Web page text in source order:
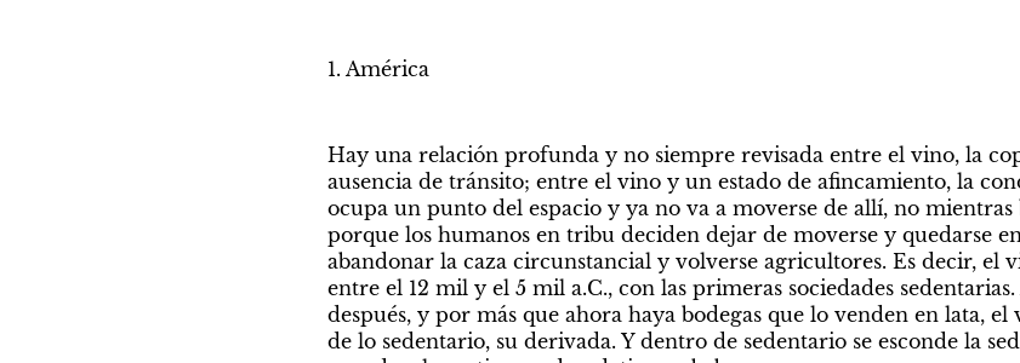
1. América
Hay una relación profunda y no siempre revisada entre el vino, la
ausencia de tránsito; entre el vino y un estado de afincamiento, la
ocupa un punto del espacio y ya no va a moverse de allí, no mientras
porque los humanos en tribu deciden dejar de moverse y quedarse
abandonar la caza circunstancial y volverse agricultores. Es decir, el
entre el 12 mil y el 5 mil a.C., con las primeras sociedades
después, y por más que ahora haya bodegas que lo venden en lata,
de lo sedentario, su derivada. Y dentro de sedentario se esconde la